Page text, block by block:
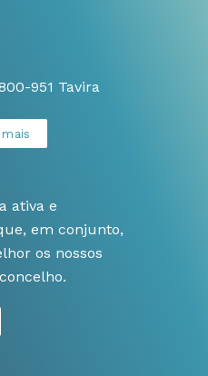
951 Tavira
mais
ativa e
em conjunto,
os nossos